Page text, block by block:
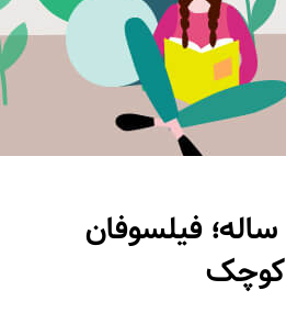
دختران ۱۰ ساله؛ فیلسوفان
کوچک